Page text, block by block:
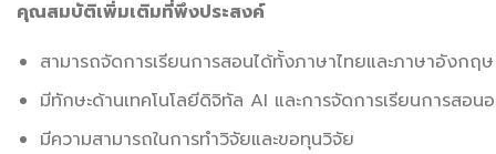
คุณสมบัติเพิ่มเติมที่พึงประสงค์
สามารถจัดการเรียนการสอนได้ทั้งภาษาไทยและภาษาอังกฤษ
มีทักษะด้านเทคโนโลยีดิจิทัล AI และการจัดการเรียนการสอน
มีความสามารถในการทำวิจัยและขอทุนวิจัย